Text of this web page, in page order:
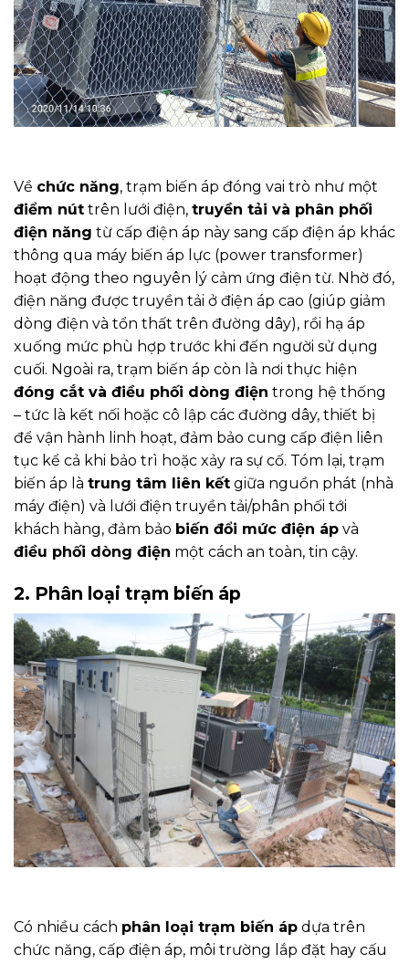
Về chức năng, trạm biến áp đóng vai trò như một
điểm nút trên lưới điện, truyền tải và phân phối
điện năng từ cấp điện áp này sang cấp điện áp khác
thông qua máy biến áp lực (power transformer)
hoạt động theo nguyên lý cảm ứng điện từ. Nhờ đó,
điện năng được truyền tải ở điện áp cao (giúp giảm
dòng điện và tổn thất trên đường dây), rồi hạ áp
xuống mức phù hợp trước khi đến người sử dụng
cuối. Ngoài ra, trạm biến áp còn là nơi thực hiện
đóng cắt và điều phối dòng điện trong hệ thống
– tức là kết nối hoặc cô lập các đường dây, thiết bị
để vận hành linh hoạt, đảm bảo cung cấp điện liên
tục kể cả khi bảo trì hoặc xảy ra sự cố. Tóm lại, trạm
biến áp là trung tâm liên kết giữa nguồn phát (nhà
máy điện) và lưới điện truyền tải/phân phối tới
khách hàng, đảm bảo biến đổi mức điện áp và
điều phối dòng điện một cách an toàn, tin cậy.
2. Phân loại trạm biến áp
Có nhiều cách phân loại trạm biến áp dựa trên
chức năng, cấp điện áp, môi trường lắp đặt hay cấu